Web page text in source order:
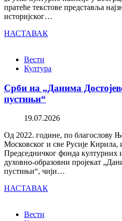
пратеће текстове представља
историјског…
НАСТАВАК
Вести
Култура
Срби на „Данима
пустињи“
19.07.2026
Од 2022. године, по благослову
Московског и све Русије Кирила,
Председничког фонда културних
духовно-образовни пројекат
пустињи“, чији…
НАСТАВАК
Вести